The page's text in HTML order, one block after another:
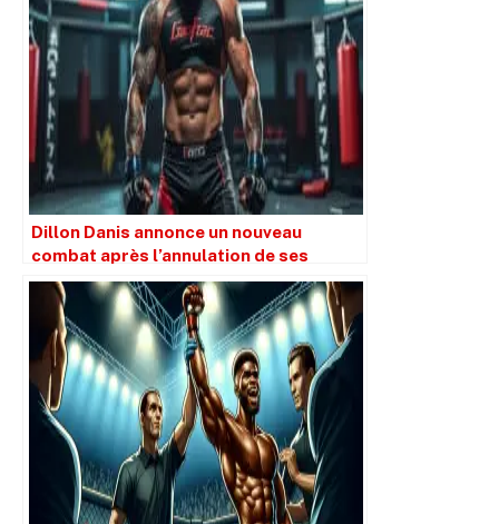
Dillon Danis annonce un nouveau
combat après l’annulation de ses
affrontements contre KSI et Tony
Ferguson